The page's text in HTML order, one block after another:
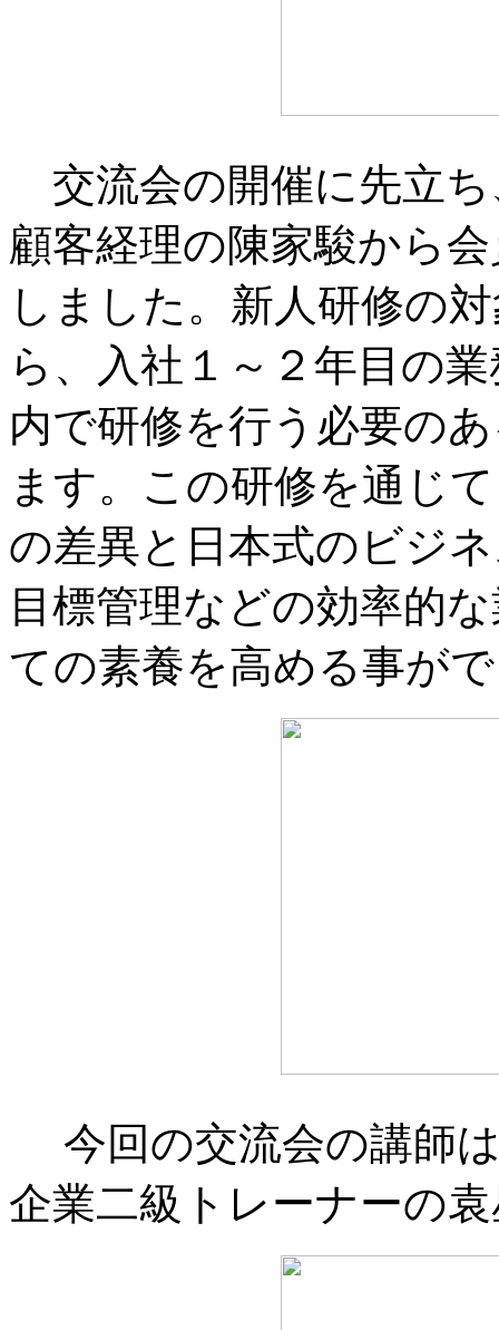
交流会の開催に先立
顧客経理の陳家駿から
しました。新人研修の
ら、入社１～２年目の
内で研修を行う必要の
ます。この研修を通じ
の差異と日本式のビジ
目標管理などの効率的
ての素養を高める事が
今回の交流会の講師
企業二級トレーナーの